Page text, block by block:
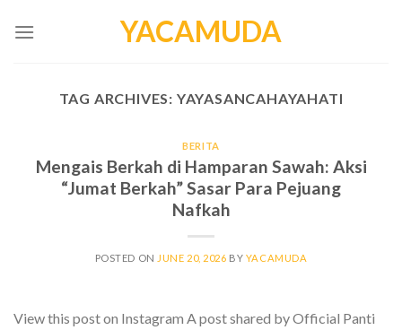
YACAMUDA
TAG ARCHIVES: YAYASANCAHAYAHATI
BERITA
Mengais Berkah di Hamparan Sawah: Aksi
“Jumat Berkah” Sasar Para Pejuang
Nafkah
POSTED ON JUNE 20, 2026 BY YACAMUDA
View this post on Instagram A post shared by Official Panti